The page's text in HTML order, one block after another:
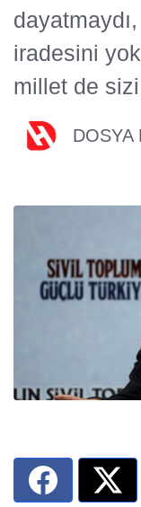
iradesini
millet de
DOSYA